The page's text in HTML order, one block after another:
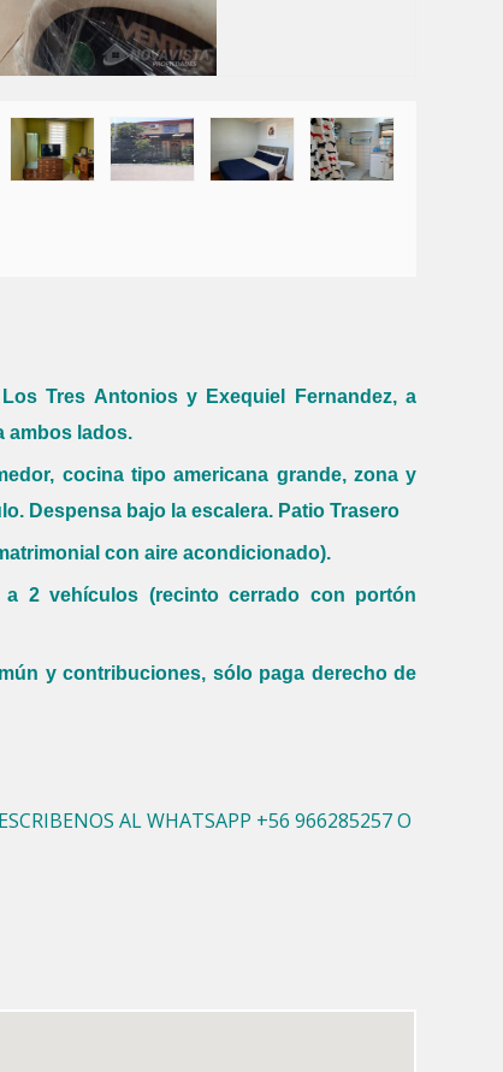
Tres Antonios y Exequiel Fernandez, a
ambos lados.
cocina tipo americana grande, zona y
Despensa bajo la escalera. Patio Trasero
con aire acondicionado).
2 vehículos (recinto cerrado con portón
y contribuciones, sólo paga derecho de
AL WHATSAPP +56 966285257 O